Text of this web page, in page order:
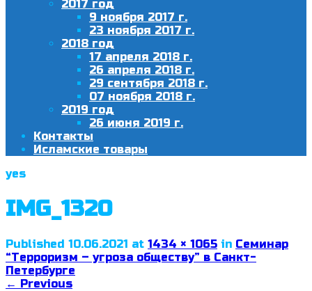
2017 год
9 ноября 2017 г.
23 ноября 2017 г.
2018 год
17 апреля 2018 г.
26 апреля 2018 г.
29 сентября 2018 г.
07 ноября 2018 г.
2019 год
26 июня 2019 г.
Контакты
Исламские товары
yes
IMG_1320
Published 10.06.2021 at 1434 × 1065 in Семинар
“Терроризм – угроза обществу” в Санкт-
Петербурге
← Previous